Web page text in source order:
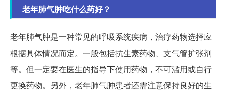
老年肺气肿吃什么药好？
老年肺气肿是一种常见的呼吸系统疾病，治疗药物选择应
根据具体情况而定。一般包括抗生素药物、支气管扩张剂
等。但一定要在医生的指导下使用药物，不可滥用或自行
更换药物。另外，老年肺气肿患者还需注意保持良好的生